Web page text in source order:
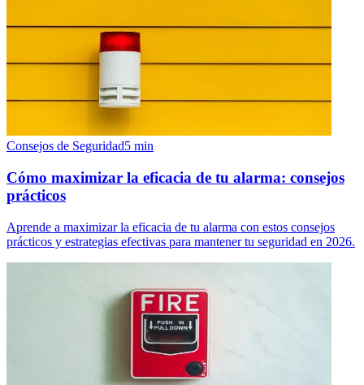
Consejos de Seguridad5 min
Cómo maximizar la eficacia de tu alarma: consejos
prácticos
Aprende a maximizar la eficacia de tu alarma con estos consejos
prácticos y estrategias efectivas para mantener tu seguridad en 2026.